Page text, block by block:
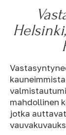
mahdollinen
jotka